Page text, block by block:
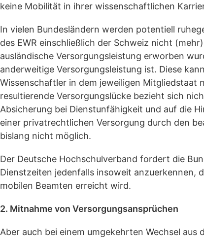
keine Mobilität in ihrer wissenschaftlichen
In vielen Bundesländern werden potentiell
des EWR einschließlich der Schweiz nicht
ausländische Versorgungsleistung erworben
anderweitige Versorgungsleistung ist. Diese
Wissenschaftler in dem jeweiligen Mitgliedstaat
resultierende Versorgungslücke bezieht sich
Absicherung bei Dienstunfähigkeit und auf die
einer privatrechtlichen Versorgung durch den
bislang nicht möglich.
Der Deutsche Hochschulverband fordert die
Dienstzeiten jedenfalls insoweit anzuerkennen,
mobilen Beamten erreicht wird.
2. Mitnahme von Versorgungsansprüchen
Aber auch bei einem umgekehrten Wechsel